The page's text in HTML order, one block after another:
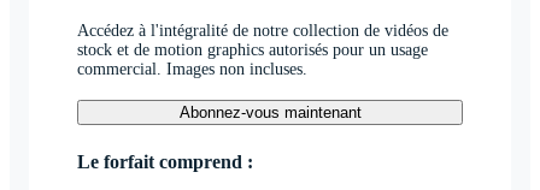
Accédez à l'intégralité de notre collection de vidéos de
stock et de motion graphics autorisés pour un usage
commercial. Images non incluses.
Abonnez-vous maintenant
Le forfait comprend :